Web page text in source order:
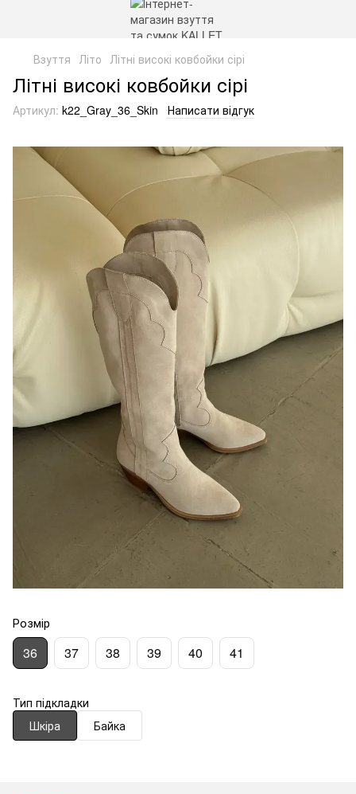
Взуття Літо Літні високі ковбойки сірі
Літні високі ковбойки сірі
Артикул: k22_Gray_36_Skin Написати відгук
Розмір
36 37 38 39 40 41
Тип підкладки
Шкіра
Байка